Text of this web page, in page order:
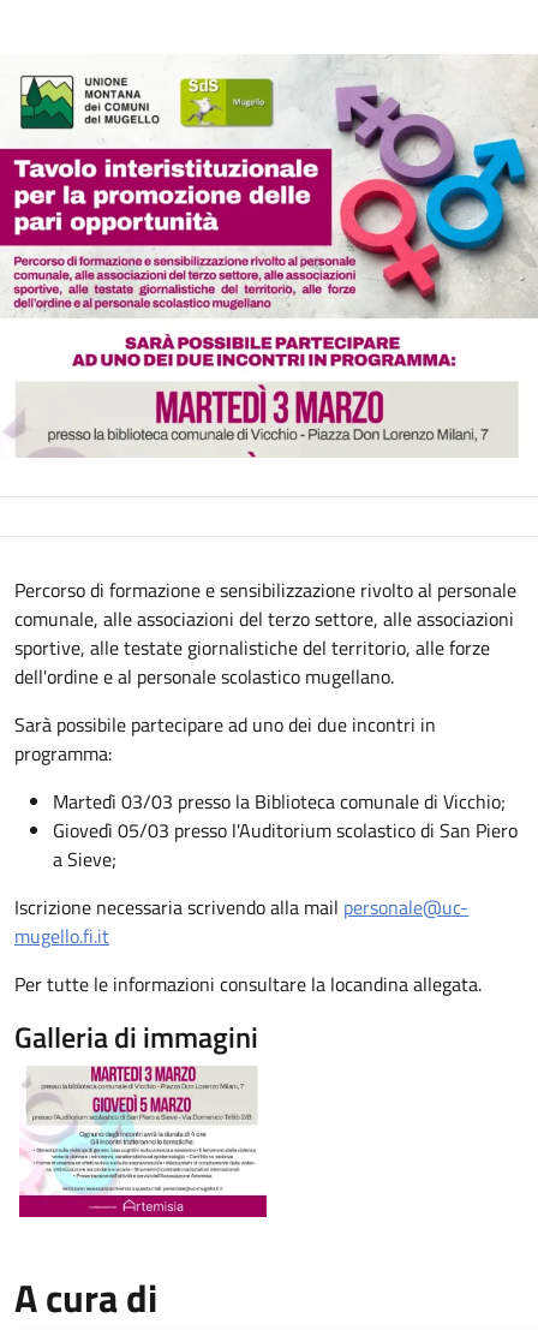
Descrizione
Percorso di formazione e sensibilizzazione rivolto al personale
comunale, alle associazioni del terzo settore, alle associazioni
sportive, alle testate giornalistiche del territorio, alle forze
dell'ordine e al personale scolastico mugellano.
Sarà possibile partecipare ad uno dei due incontri in
programma:
Martedì 03/03 presso la Biblioteca comunale di Vicchio;
Giovedì 05/03 presso l'Auditorium scolastico di San Piero
a Sieve;
Iscrizione necessaria scrivendo alla mail personale@uc-
mugello.fi.it
Per tutte le informazioni consultare la locandina allegata.
Galleria di immagini
Image
A cura di